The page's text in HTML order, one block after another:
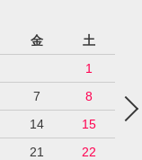
金
土
1
7
8
14
15
21
22